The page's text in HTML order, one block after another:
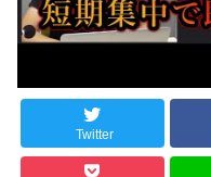
Twitter